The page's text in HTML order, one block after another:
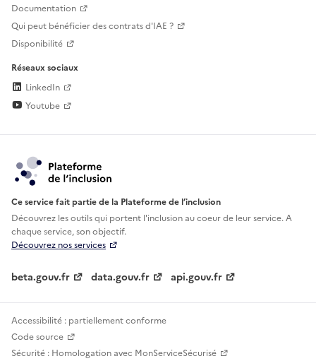
Documentation
Qui peut bénéficier des contrats d'IAE ?
Disponibilité
Réseaux sociaux
LinkedIn
Youtube
Ce service fait partie de la Plateforme de l’inclusion
Découvrez les outils qui portent l'inclusion aucoeur de leur service. A
chaque service, son objectif.
Découvrez nos services
beta.gouv.fr data.gouv.fr api.gouv.fr
Accessibilité : partiellement conforme
Code source
Sécurité : Homologation avec MonServiceSécurisé